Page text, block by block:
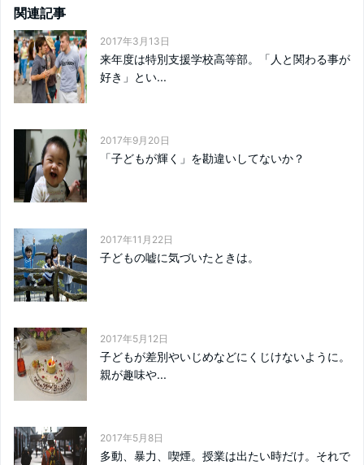
関連記事
2017年3月13日
来年度は特別支援学校高等部。「人と関わる事が
好き」とい...
2017年9月20日
「子どもが輝く」を勘違いしてないか？
2017年11月22日
子どもの嘘に気づいたときは。
2017年5月12日
子どもが差別やいじめなどにくじけないように。
親が趣味や...
2017年5月8日
多動、暴力、喫煙。授業は出たい時だけ。それで